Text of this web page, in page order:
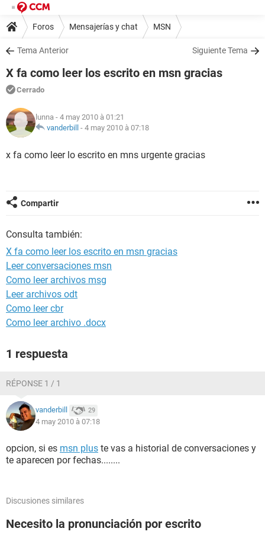
Foros Mensajerías y chat MSN
Tema Anterior Siguiente Tema
X fa como leer los escrito en msn gracias
Cerrado
lunna - 4 may 2010 à 01:21
vanderbill - 4 may 2010 à 07:18
x fa como leer lo escrito en mns urgente gracias
Compartir
Consulta también:
X fa como leer los escrito en msn gracias
Leer conversaciones msn
Como leer archivos msg
Leer archivos odt
Como leer cbr
Como leer archivo .docx
1 respuesta
RÉPONSE 1 / 1
vanderbill 29
4 may 2010 à 07:18
opcion, si es msn plus te vas a historial de conversaciones y
te aparecen por fechas........
Discusiones similares
Necesito la pronunciación por escrito